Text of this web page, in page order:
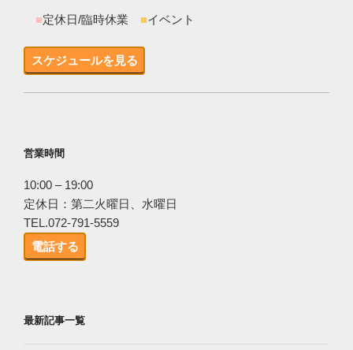
■定休日/臨時休業 ■イベント
スケジュールを見る
営業時間
10:00 – 19:00
定休日：第二火曜日、水曜日
TEL.072-791-5559
電話する
最新記事一覧